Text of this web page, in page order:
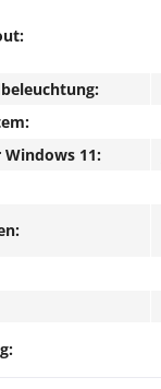
11: